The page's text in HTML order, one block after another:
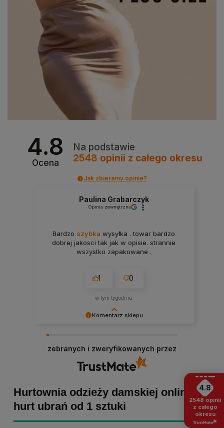
4.8
Ocena
Na podstawie
2548 opinii z całego okresu
Jak zbieramy opinie?
Komentarz sklepu
skrzydeł, dlatego tym bardziej cieszymy się, że
zakup przebiegł pomyślnie. Obiecujemy
utrzymać dobrą passę - zapraszamy ponownie! :)
Paulina Grabarczyk
Opinia zewnętrzna
Bardzo szybka wysyłka . towar bardzo
dobrej jakosci tak jak w opisie. strannie
wszystko zapakowane .
1 0
w tym tygodniu
zebranych i zweryfikowanych przez
Hurtownia odzieży damskiej online -
hurt ubrań od 1 sztuki
4.8
2548 opinii
z całego
okresu